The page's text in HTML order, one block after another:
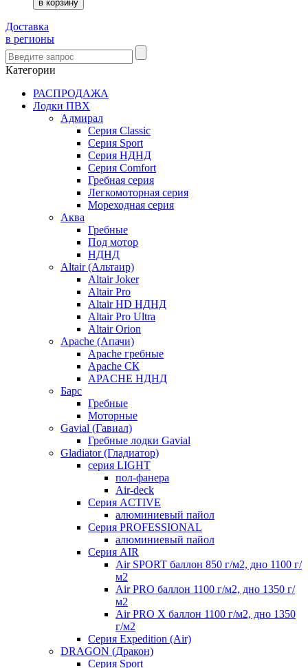
Доставка
в регионы
Категории
РАСПРОДАЖА
Лодки ПВХ
Адмирал
Серия Classic
Серия Sport
Серия НДНД
Серия Comfort
Гребная серия
Легкомоторная серия
Мореходная серия
Аква
Гребные
Под мотор
НДНД
Altair (Альтаир)
Altair Joker
Altair Pro
Altair HD НДНД
Altair Pro Ultra
Altair Orion
Apache (Апачи)
Apache гребные
Apache СК
APACHE НДНД
Барс
Гребные
Моторные
Gavial (Гавиал)
Гребные лодки Gavial
Gladiator (Гладиатор)
серия LIGHT
пол-фанера
Air-deck
Серия ACTIVE
алюминиевый пайол
Серия PROFESSIONAL
алюминиевый пайол
Серия AIR
Air SPORT баллон 850 г/м2, дно 1100 г/
м2
Air PRO баллон 1100 г/м2, дно 1350 г/
м2
Air PRO X баллон 1100 г/м2, дно 1350
г/м2
Серия Expedition (Air)
DRAGON (Дракон)
Серия Sport